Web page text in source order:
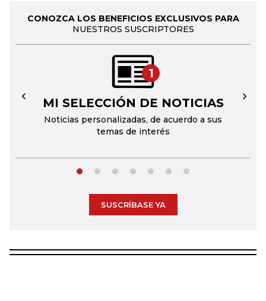
CONOZCA LOS BENEFICIOS EXCLUSIVOS PARA
NUESTROS SUSCRIPTORES
1
MI SELECCIÓN DE NOTICIAS
Noticias personalizadas, de acuerdo a sus
temas de interés
← →
SUSCRÍBASE YA